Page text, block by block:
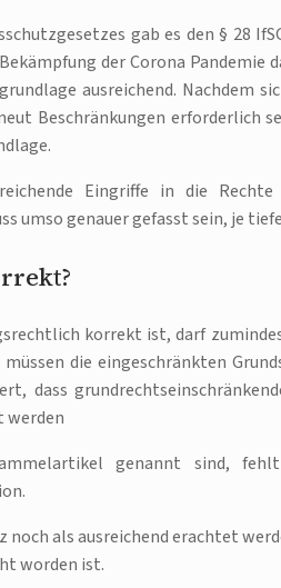
gab es den § 28
der Corona Pandemie
ausreichend. Nachdem
Beschränkungen erforderlich
Eingriffe in die
umso genauer gefasst sein, je
korrekt ist, darf
die eingeschränkten
dass
werden
genannt sind,
als ausreichend erachtet
worden ist.